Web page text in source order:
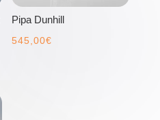
Pipa Dunhill
545,00€